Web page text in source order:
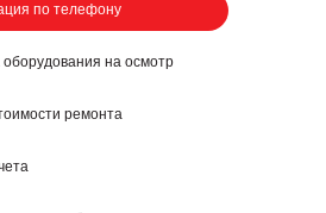
по телефону
оборудования на осмотр
ремонта